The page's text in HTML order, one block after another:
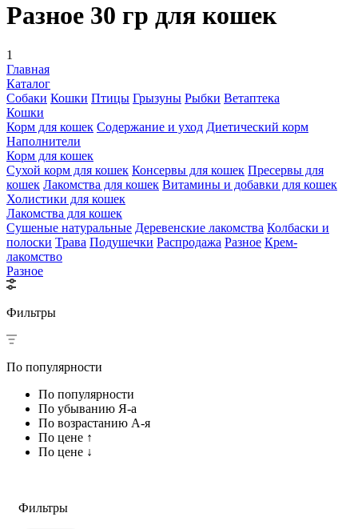
Разное 30 гр для кошек
1
Главная
Каталог
Собаки Кошки Птицы Грызуны Рыбки Ветаптека
Кошки
Корм для кошек Содержание и уход Диетический корм
Наполнители
Корм для кошек
Сухой корм для кошек Консервы для кошек Пресервы для
кошек Лакомства для кошек Витамины и добавки для кошек
Холистики для кошек
Лакомства для кошек
Сушеные натуральные Деревенские лакомства Колбаски и
полоски Трава Подушечки Распродажа Разное Крем-
лакомство
Разное
Фильтры
По популярности
По популярности
По убыванию Я-а
По возрастанию А-я
По цене ↑
По цене ↓
Фильтры